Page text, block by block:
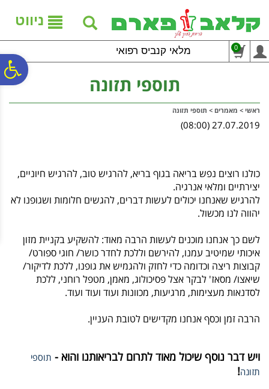
נגישות
אתר
המרכזי
ניווט
מלאי קנביס רפואי 0
תוספי תזונה
ראשי > מאמרים > תוספי תזונה
27.07.2019 (08:00)
כולנו רוצים נפש בריאה בגוף בריא, להרגיש טוב, להרגיש חיוניים,
יצירתיים ומלאי אנרגיה.
להרגיש שאנחנו יכולים לעשות דברים, להגשים חלומות ושגופנו לא
יהווה לנו מכשול.
לשם כך אנחנו מוכנים לעשות הרבה מאוד: להשקיע בקניית מזון
איכותי שמיטיב עמנו, להירשם וללכת לחדר כושר/ חוגי ספורט/
קבוצות ריצה וכדומה כדי לחזק ולהגמיש את גופנו, ללכת לדיקור/
שיאצו/ מסאז' לבקר אצל פסיכולוג, מאמן, מטפל רוחני, ללכת
לסדנאות מעצימות, מרגיעות, מכוונות ועוד ועוד ועוד.
הרבה זמן וכסף אנחנו מקדישים לטובת העניין.
ויש דבר נוסף שיכול מאוד לתרום לבריאותנו והוא - תוספי
תזונה!